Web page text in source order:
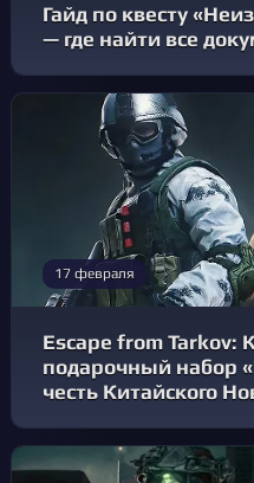
Гайд по квесту
— где найти все
17 февраля
Escape from Tarkov:
подарочный набор
честь Китайского